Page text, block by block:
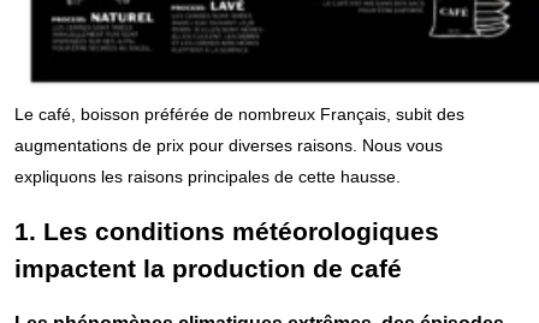
Le café, boisson préférée de nombreux Français, subit des
augmentations de prix pour diverses raisons. Nous vous
expliquons les raisons principales de cette hausse.
1. Les conditions météorologiques
impactent la production de café